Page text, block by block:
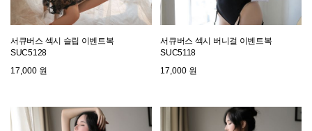
서큐버스 섹시 슬립 이벤트복
SUC5128
17,000 원
서큐버스 섹시 버니걸 이벤트복
SUC5118
17,000 원